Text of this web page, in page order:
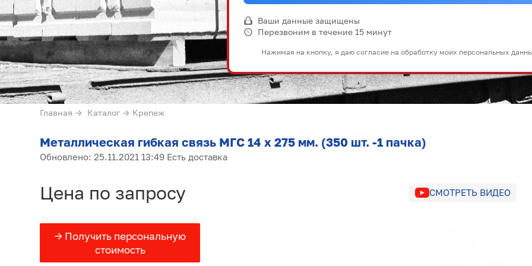
Ваши данные защищены
Перезвоним в течение 15 минут
Нажимая на кнопку, я даю согласие на обработку моих персональных
Главная → Каталог → Крепеж
Металлическая гибкая связь МГС 14 х 275 мм. (350 шт. -1 пачка)
Обновлено: 25.11.2021 13:49 Есть доставка
Цена по запросу
→ Получить персональную
стоимость
СМОТРЕТЬ ВИДЕО